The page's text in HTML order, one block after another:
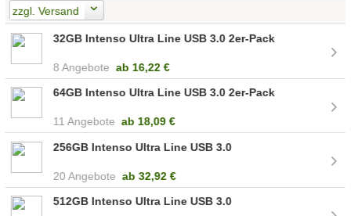
zzgl. Versand
32GB Intenso Ultra Line USB 3.0 2er-Pack
8 Angebote ab 16,22 €
64GB Intenso Ultra Line USB 3.0 2er-Pack
11 Angebote ab 18,09 €
256GB Intenso Ultra Line USB 3.0
20 Angebote ab 32,92 €
512GB Intenso Ultra Line USB 3.0